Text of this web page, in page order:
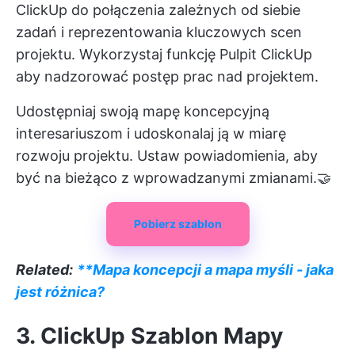
ClickUp do połączenia zależnych od siebie
zadań i reprezentowania kluczowych scen
projektu. Wykorzystaj funkcję Pulpit ClickUp
aby nadzorować postęp prac nad projektem.
Udostępniaj swoją mapę koncepcyjną
interesariuszom i udoskonalaj ją w miarę
rozwoju projektu. Ustaw powiadomienia, aby
być na bieżąco z wprowadzanymi zmianami.🤝
Pobierz szablon
Related: **Mapa koncepcji a mapa myśli - jaka
jest różnica?
3. ClickUp Szablon Mapy